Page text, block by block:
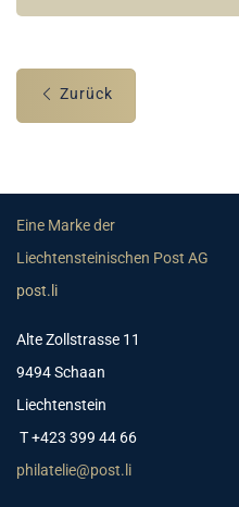
Zurück
Eine Marke der
Liechtensteinischen Post AG
post.li
Alte Zollstrasse 11
9494 Schaan
Liechtenstein
T +423 399 44 66
philatelie@post.li